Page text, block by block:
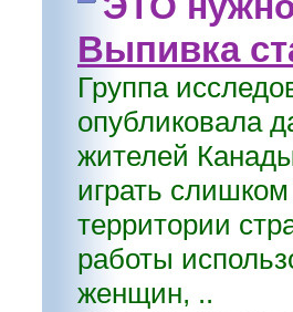
Выпивка
Группа
опубликовала
жителей
играть
территории
работы
женщин, ..